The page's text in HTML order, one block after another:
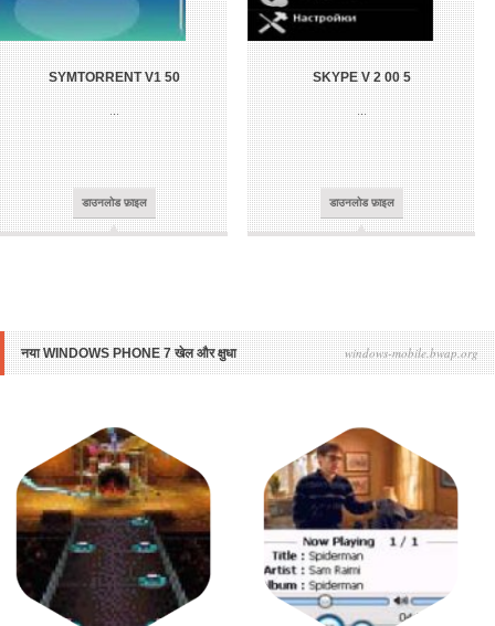
SYMTORRENT V1 50
...
डाउनलोड फ़ाइल
SKYPE V 2 00 5
...
डाउनलोड फ़ाइल
नया WINDOWS PHONE 7 खेल और क्षुधा windows-mobile.bwap.org